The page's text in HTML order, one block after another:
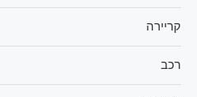
קריירה
רכב